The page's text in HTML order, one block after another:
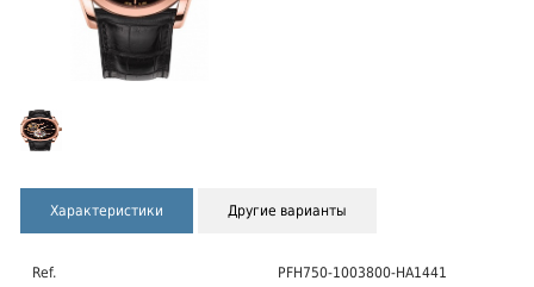
Характеристики Другие варианты
Ref.
PFH750-1003800-HA1441